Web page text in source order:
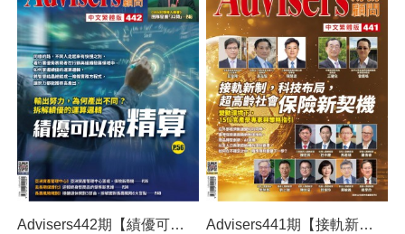
Advisers442期【績優可以被精算】 Advisers441期【接軌新制，科技布局，超高齡社會保險新契機】